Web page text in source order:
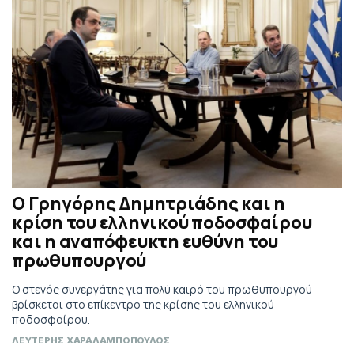
Ο Γρηγόρης Δημητριάδης και η
κρίση του ελληνικού ποδοσφαίρου
και η αναπόφευκτη ευθύνη του
πρωθυπουργού
Ο στενός συνεργάτης για πολύ καιρό του πρωθυπουργού
βρίσκεται στο επίκεντρο της κρίσης του ελληνικού
ποδοσφαίρου.
ΛΕΥΤΕΡΗΣ ΧΑΡΑΛΑΜΠΟΠΟΥΛΟΣ